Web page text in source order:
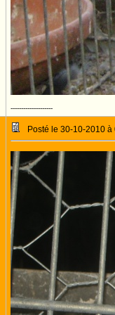
--------------------
Posté le 30-10-2010